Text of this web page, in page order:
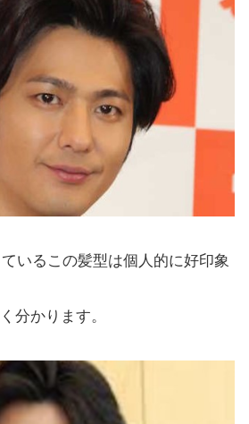
いるこの髪型は個人的に好印象
分かります。